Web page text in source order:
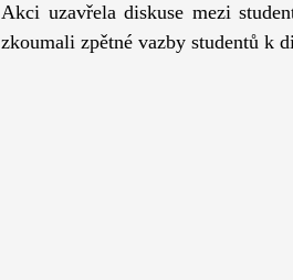
Akci uzavřela diskuse mezi
zkoumali zpětné vazby studentů k